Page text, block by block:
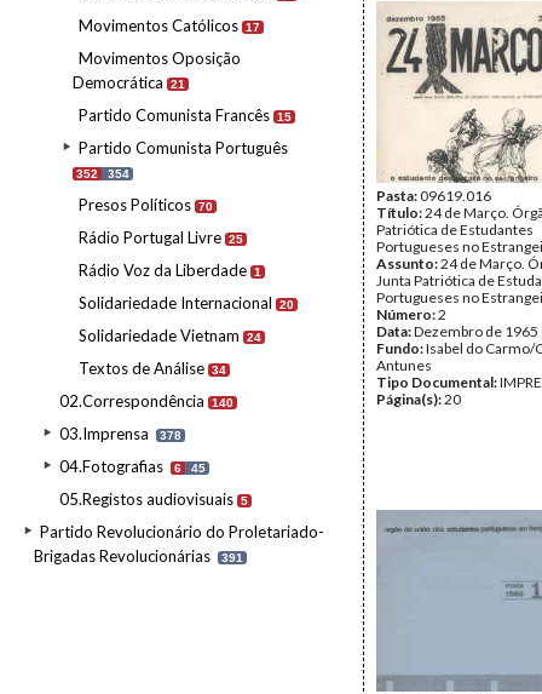
Movimentos Católicos 17
Movimentos Oposição
Democrática
21
Partido Comunista Francês 15
Partido Comunista Português
352 354
Presos Políticos 70
Rádio Portugal Livre 25
Rádio Voz da Liberdade 1
Solidariedade Internacional 20
Solidariedade Vietnam 24
Textos de Análise 34
02.Correspondência 140
03.Imprensa 378
04.Fotografias 6 45
05.Registos audiovisuais 5
Partido Revolucionário do Proletariado-
Brigadas Revolucionárias
391
Pasta:09619.016
Título:24 de Março.
Patriótica de Estudantes
Portugueses no
Assunto:24 de Março.
Junta Patriótica de
Portugueses no
Número:2
Data:Dezembro de 1965
Fundo:Isabel do Carmo/
Antunes
Tipo Documental:
Página(s):20